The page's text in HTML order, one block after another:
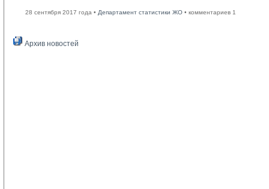
28 сентября 2017 года • Департамент статистики ЖО • комментариев 1
Архив новостей